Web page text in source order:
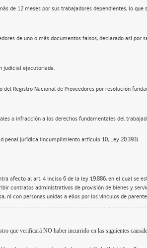
de 12 meses por sus trabajadores dependientes, lo que
de uno o más documentos falsos, declarado así por
judicial ejecutoriada.
Registro Nacional de Proveedores por resolución
o infracción a los derechos fundamentales del
penal jurídica (incumplimiento artículo 10, Ley 20.393).
afecto al art. 4 inciso 6 de la ley 19.886, en el cual se
contratos administrativos de provisión de bienes y
ni con personas unidas a ellos por los vínculos de
que verificará NO haber incurrido en las siguientes